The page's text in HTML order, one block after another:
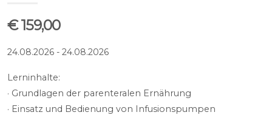
€ 159,00
24.08.2026 - 24.08.2026
Lerninhalte:
· Grundlagen der parenteralen Ernährung
· Einsatz und Bedienung von Infusionspumpen